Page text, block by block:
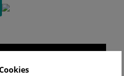
Cookies